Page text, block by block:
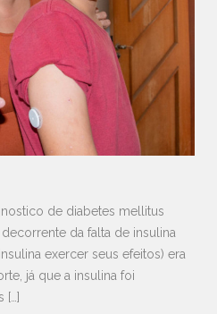
de diabetes mellitus
da falta de insulina
exercer seus efeitos) era
já que a insulina foi
[…]